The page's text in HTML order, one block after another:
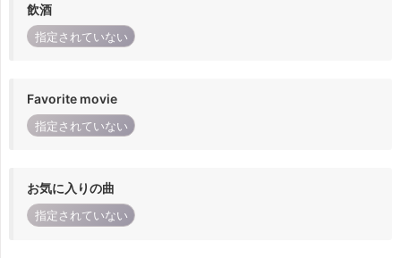
飲酒
指定されていない
Favorite movie
指定されていない
お気に入りの曲
指定されていない